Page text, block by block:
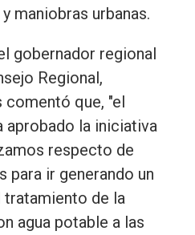
maniobras urbanas.
gobernador regional
Regional,
comentó que, "el
aprobado la iniciativa
respecto de
para ir generando un
de la
agua potable a las